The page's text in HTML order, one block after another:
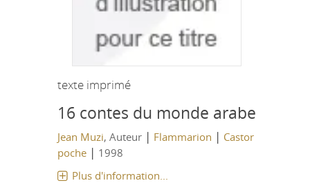
texte imprimé
16 contes du monde arabe
Jean Muzi, Auteur | Flammarion | Castor
poche| 1998
Plus d'information...